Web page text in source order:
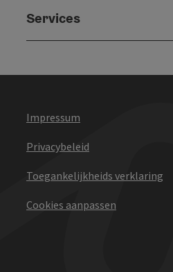
Services
Impressum
Privacybeleid
Toegankelijkheids verklaring
Cookies aanpassen